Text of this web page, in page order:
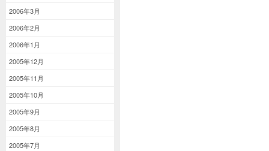
2006年3月
2006年2月
2006年1月
2005年12月
2005年11月
2005年10月
2005年9月
2005年8月
2005年7月